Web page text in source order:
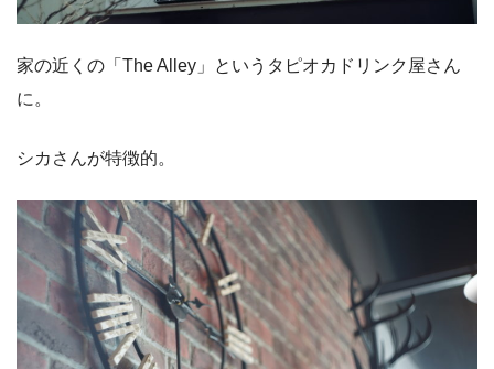
家の近くの「The Alley」というタピオカドリンク屋さん
に。
シカさんが特徴的。